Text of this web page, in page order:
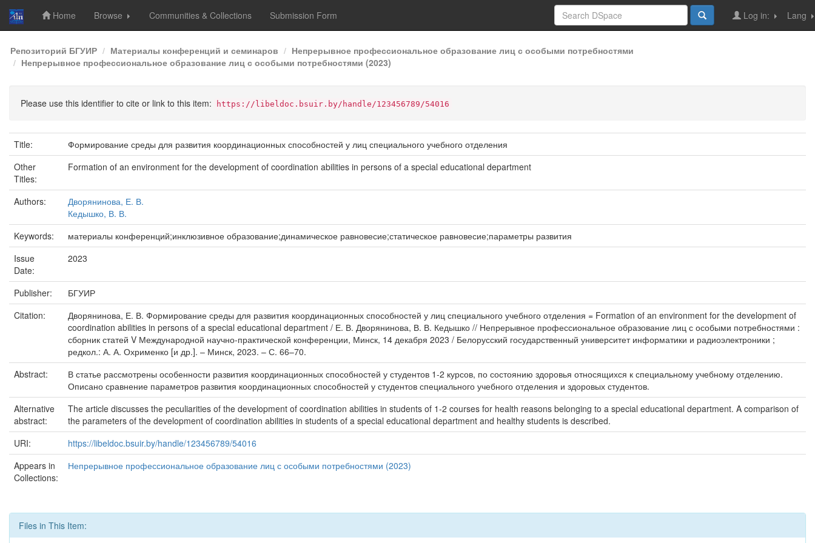
Skip
navigation
Home Browse Communities & Collections Submission Form Lang
Log in:
Репозиторий БГУИР Материалы конференций и семинаров
Непрерывное профессиональное образование лиц с особыми потребностями
Непрерывное профессиональное образование лиц с особыми потребностями (2023)
Please use this identifier to cite or link to this item: https://libeldoc.bsuir.by/handle/123456789/54016
Title:
Формирование среды для развития координационных способностей у лиц специального учебного отделения
Other
Titles:
Formation of an environment for the development of coordination abilities in persons of a special educational department
Authors:
Дворянинова, Е. В.
Кедышко, В. В.
Keywords:
материалы конференций;инклюзивное образование;динамическое равновесие;статическое равновесие;параметры развития
Issue
Date:
2023
Publisher:
БГУИР
Citation:
Дворянинова, Е. В. Формирование среды для развития координационных способностей у лиц специального учебного отделения = Formation of an environment for the development of
coordination abilities in persons of a special educational department / Е. В. Дворянинова, В. В. Кедышко // Непрерывное профессиональное образование лиц с особыми потребностями :
сборник статей V Международной научно-практической конференции, Минск, 14 декабря 2023 / Белорусский государственный университет информатики и радиоэлектроники ;
редкол.: А. А. Охрименко [и др.]. – Минск, 2023. – С. 66–70.
Abstract:
В статье рассмотрены особенности развития координационных способностей у студентов 1-2 курсов, по состоянию здоровья относящихся к специальному учебному отделению.
Описано сравнение параметров развития координационных способностей у студентов специального учебного отделения и здоровых студентов.
Alternative
abstract:
The article discusses the peculiarities of the development of coordination abilities in students of 1-2 courses for health reasons belonging to a special educational department. A comparison of
the parameters of the development of coordination abilities in students of a special educational department and healthy students is described.
URI:
https://libeldoc.bsuir.by/handle/123456789/54016
Appears in
Collections:
Непрерывное профессиональное образование лиц с особыми потребностями (2023)
Files in This Item: